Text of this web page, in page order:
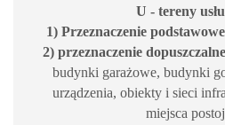
U - tereny
1) Przeznaczenie
2) przeznaczenie dopuszczalne
budynki garażowe, budynki
urządzenia, obiekty i sieci
miejsca